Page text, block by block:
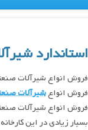
استاندارد
فروش انواع شیرآلات
فروش انواعشیرآلات
فروش انواع شیرآلات
بسیار زیادی در این